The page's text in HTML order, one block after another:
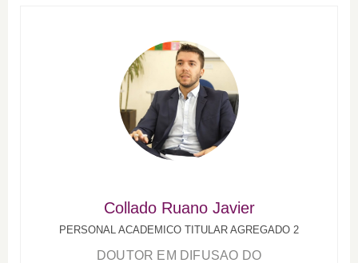
Collado Ruano Javier
PERSONAL ACADEMICO TITULAR AGREGADO 2
DOUTOR EM DIFUSAO DO